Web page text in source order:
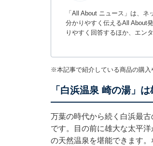
「All About ニュース」は、
分かりやすく伝えるAll About
りやすく回答するほか、エン
※本記事で紹介している商品の購入
「白浜温泉 崎の湯」
万葉の時代から続く白浜最
です。目の前に雄大な太平
の天然温泉を堪能できます